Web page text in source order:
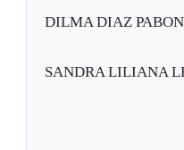
DILMA DIAZ PABON
SANDRA LILIANA